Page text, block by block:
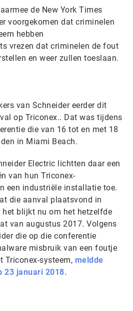
de New York Times
voorgekomen dat criminelen
hebben
vrezen dat criminelen de fout
en weer zullen toeslaan.
van Schneider eerder dit
op Triconex.. Dat was tijdens
die van 16 tot en met 18
in Miami Beach.
Electric lichtten daar een
van hun Triconex-
een industriële installatie toe.
die aanval plaatsvond in
het blijkt nu om het hetzelfde
van augustus 2017. Volgens
die op die conferentie
misbruik van een foutje
Triconex-systeem, meldde
23 januari 2018.